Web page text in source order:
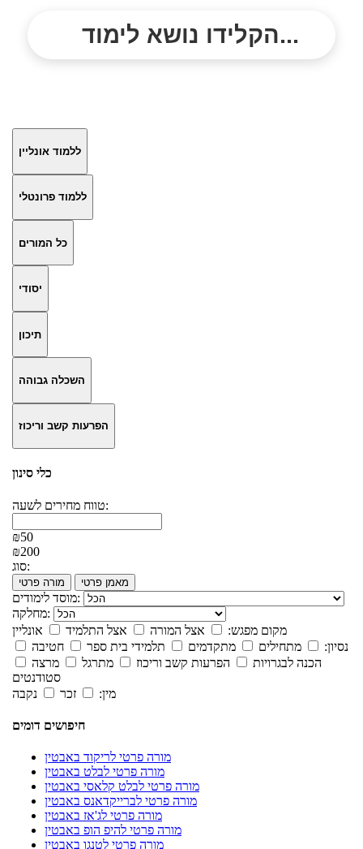
הקלידו נושא לימוד...
ללמוד אונליין
ללמוד פרונטלי
כל המורים
יסודי
תיכון
השכלה גבוהה
הפרעות קשב וריכוז
כלי סינון
טווח מחירים לשעה:
₪50
₪200
סוג:
מורה פרטי מאמן פרטי
מוסד לימודים:
מחלקה:
מקום מפגש:
אצל המורה אצל התלמיד
אונליין
נסיון:
מתחילים מתקדמים תלמידי בית ספר
חטיבה
הכנה לבגרויות
הפרעות קשב וריכוז מתרגל
מרצה
סטודנטים
מין:
זכר נקבה
חיפושים דומים
מורה פרטי לריקוד באבטין
מורה פרטי לבלט באבטין
מורה פרטי לבלט קלאסי באבטין
מורה פרטי לברייקדאנס באבטין
מורה פרטי לג'אז באבטין
מורה פרטי להיפ הופ באבטין
מורה פרטי לטנגו באבטין